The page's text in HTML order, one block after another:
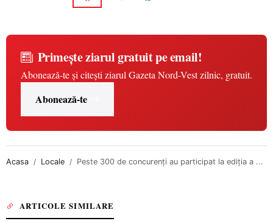
Primește ziarul gratuit pe email!
Abonează-te și citești ziarul Gazeta Nord-Vest zilnic, gratuit.
Abonează-te
Acasa Locale Peste 300 de concurenți au participat la ediția a ...
ARTICOLE SIMILARE